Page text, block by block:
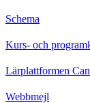
Schema
Kurs- och
Lärplattformen
Webbmejl